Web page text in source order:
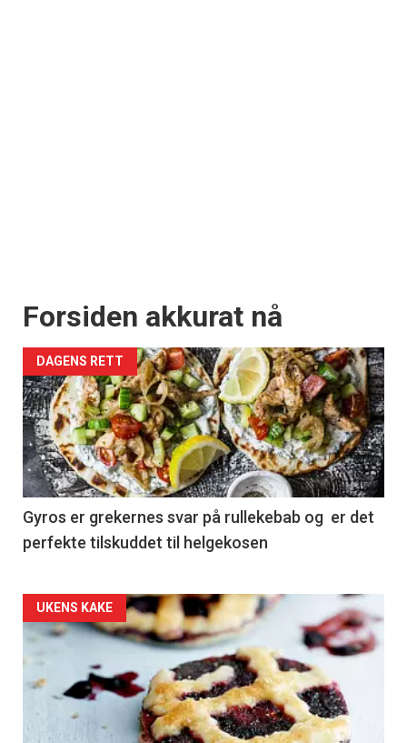
Forsiden akkurat nå
DAGENS RETT
Gyros er grekernes svar på rullekebab og er det
perfekte tilskuddet til helgekosen
Forsiden
akkurat
nå
UKENS KAKE